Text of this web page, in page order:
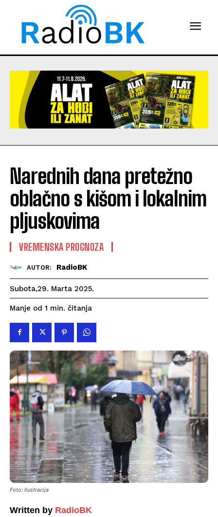
Narednih dana pretežno
oblačno s kišom i lokalnim
pljuskovima
VREMENSKA PROGNOZA
AUTOR: RadioBK
Subota,29. Marta 2025.
Manje od 1 min. čitanja
Foto: Ilustracija
Written by RadioBK